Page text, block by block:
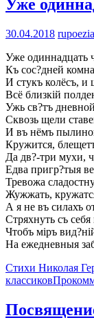
Уже
30.04.2018 rupoezia
Уже одиннадцать
Къ сос?дней
И стукъ колёсъ,
Всё близкій
Ужь св?тъ
Сквозь щели
И въ нёмъ
Кружится,
Да дв?-три мухи,
Едва пригр?тыя
Тревожа
Жужжать,
А я не въ силахъ
Стряхнуть съ
Чтобъ міръ
На ежедневныя
Стихи Николая
классиков